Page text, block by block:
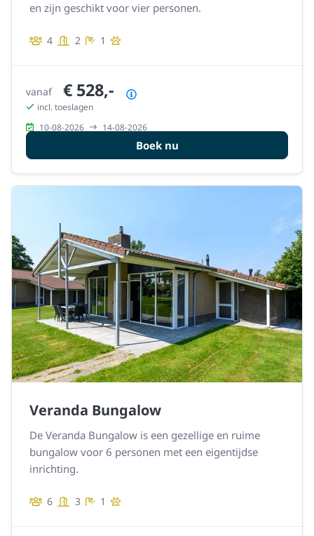
en zijn geschikt voor vier personen.
4 2 1
vanaf € 528,-
incl. toeslagen
10-08-2026
14-08-2026
Boek nu
Veranda Bungalow
De Veranda Bungalow is een gezellige en ruime
bungalow voor 6 personen met een eigentijdse
inrichting.
6 3 1